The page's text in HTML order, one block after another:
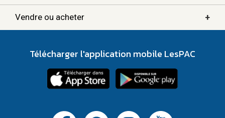
Vendre ou acheter +
Télécharger l'application mobile LesPAC